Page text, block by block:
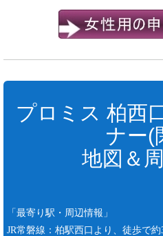
プロミス 柏西
ナー(
地図＆
「最寄り駅・周辺情報」
JR常磐線：柏駅西口より、徒歩で約